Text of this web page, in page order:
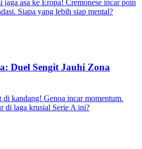
asa ke Eropa! Cremonese incar poin
Siapa yang lebih siap mental?
Duel Sengit Jauhi Zona
di kandang! Genoa incar momentum.
di laga krusial Serie A ini?